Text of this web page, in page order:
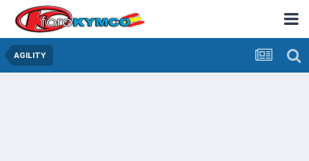
AGILITY